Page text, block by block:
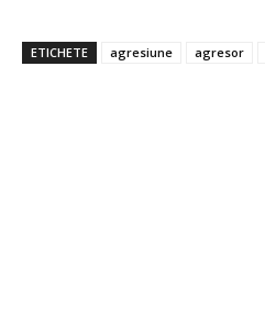
ETICHETE agresiune agresor